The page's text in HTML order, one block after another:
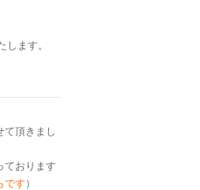
します。
て頂きまし
ております
です ）